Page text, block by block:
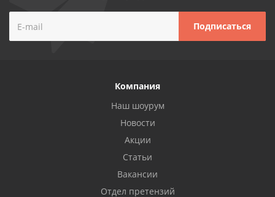
Компания
Наш шоурум
Новости
Акции
Статьи
Вакансии
Отдел претензий